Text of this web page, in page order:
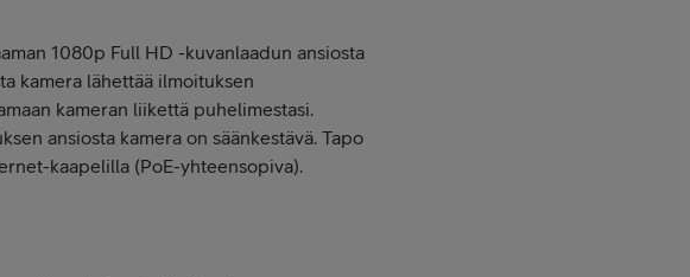
1080p Full HD -kuvanlaadun ansiosta
kamera lähettää ilmoituksen
kameran liikettä puhelimestasi.
ansiosta kamera on säänkestävä. Tapo
kaapelilla (PoE-yhteensopiva).